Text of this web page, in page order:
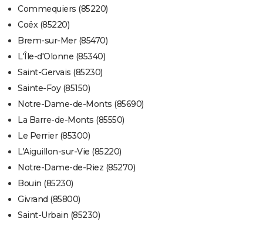
Commequiers (85220)
Coëx (85220)
Brem-sur-Mer (85470)
L'Île-d'Olonne (85340)
Saint-Gervais (85230)
Sainte-Foy (85150)
Notre-Dame-de-Monts (85690)
La Barre-de-Monts (85550)
Le Perrier (85300)
L'Aiguillon-sur-Vie (85220)
Notre-Dame-de-Riez (85270)
Bouin (85230)
Givrand (85800)
Saint-Urbain (85230)